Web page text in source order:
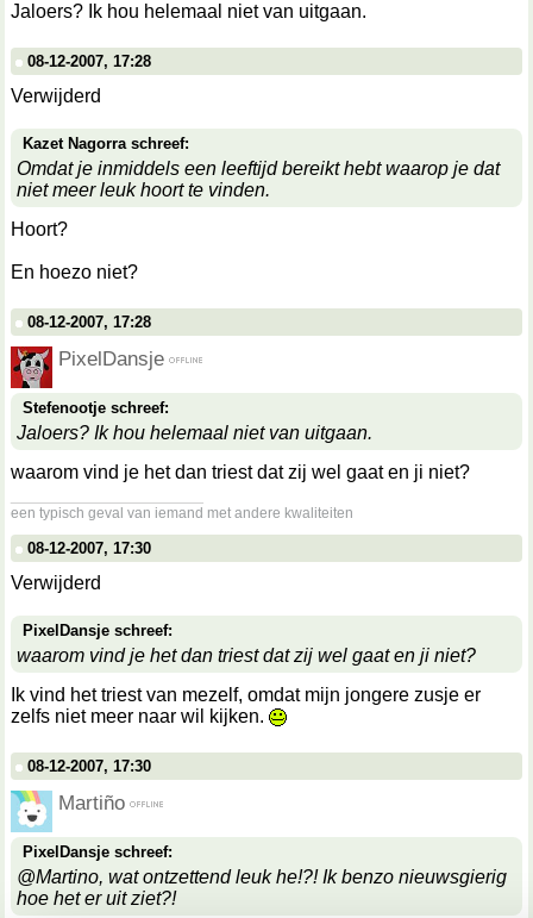
Jaloers? Ik hou helemaal niet van uitgaan.
08-12-2007, 17:28
Verwijderd
Kazet Nagorra schreef:
Omdat je inmiddels een leeftijd bereikt hebt waarop je dat
niet meer leuk hoort te vinden.
Hoort?
En hoezo niet?
08-12-2007, 17:28
PixelDansje
Stefenootje schreef:
Jaloers? Ik hou helemaal niet van uitgaan.
waarom vind je het dan triest dat zij wel gaat en ji niet?
een typisch geval van iemand met andere kwaliteiten
08-12-2007, 17:30
Verwijderd
PixelDansje schreef:
waarom vind je het dan triest dat zij wel gaat en ji niet?
Ik vind het triest van mezelf, omdat mijn jongere zusje er
zelfs niet meer naar wil kijken.
08-12-2007, 17:30
Martiño
PixelDansje schreef:
@Martino, wat ontzettend leuk he!?! Ik benzo nieuwsgierig
hoe het er uit ziet?!